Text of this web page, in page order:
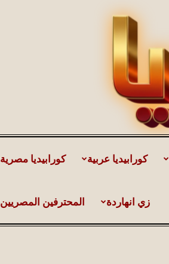
كورابيديا مصرية كورابيديا عربية
المحترفين المصريين زي انهاردة